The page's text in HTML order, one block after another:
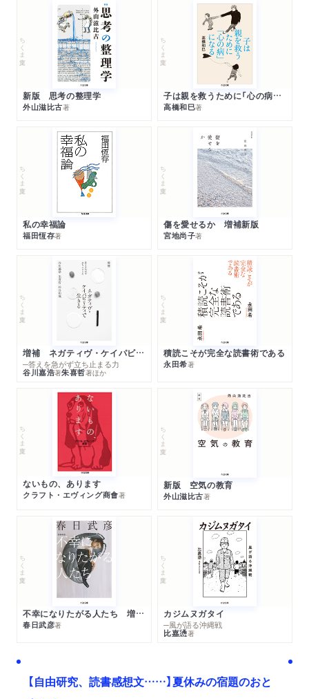
ちくま文庫
新版 思考の整理学
外山滋比古著
ちくま文庫
子は親を救うために「心の病」になる
高橋和巳著
ちくま文庫
私の幸福論
福田恆存著
ちくま文庫
傷を愛せるか 増補新版
宮地尚子著
ちくま文庫
増補 ネガティヴ・ケイパビリティで生きる
─答えを急がず立ち止まる力
谷川嘉浩著朱喜哲著ほか
ちくま文庫
積読こそが完全な読書術である
永田希著
ちくま文庫
ないもの、あります
クラフト・エヴィング商會著
ちくま文庫
新版 空気の教育
外山滋比古著
ちくま文庫
不幸になりたがる人たち 増補新版
春日武彦著
ちくま文庫
カジムヌガタイ
─風が語る沖縄戦
比嘉慂著
【自由研究、読書感想文……】夏休みの宿題のおと